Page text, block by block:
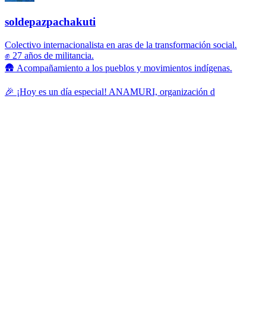
soldepazpachakuti
Colectivo internacionalista en aras de la transformación social.
✊ 27 años de militancia.
🛖 Acompañamiento a los pueblos y movimientos indígenas.
🎉 ¡Hoy es un día especial! ANAMURI, organización d